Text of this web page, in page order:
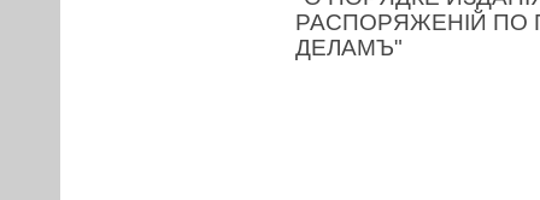
РАСПОРЯЖЕНIЙ ПО
ДЕЛАМЪ"